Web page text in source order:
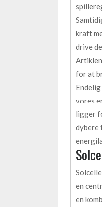
kraft
drive
for at
vores
ligger
dybere
en
en